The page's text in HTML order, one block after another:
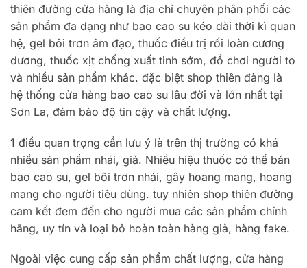
thiên đường cửa hàng là địa chỉ chuyên phân phối các
sản phẩm đa dạng như bao cao su kéo dài thời kì quan
hệ, gel bôi trơn âm đạo, thuốc điều trị rối loàn cương
dương, thuốc xịt chống xuất tinh sớm, đồ chơi người to
và nhiều sản phẩm khác. đặc biệt shop thiên đàng là
hệ thống cửa hàng bao cao su lâu đời và lớn nhất tại
Sơn La, đảm bảo độ tin cậy và chất lượng.
1 điều quan trọng cần lưu ý là trên thị trường có khá
nhiều sản phẩm nhái, giả. Nhiều hiệu thuốc có thể bán
bao cao su, gel bôi trơn nhái, gây hoang mang, hoang
mang cho người tiêu dùng. tuy nhiên shop thiên đường
cam kết đem đến cho người mua các sản phẩm chính
hãng, uy tín và loại bỏ hoàn toàn hàng giả, hàng fake.
Ngoài việc cung cấp sản phẩm chất lượng, cửa hàng